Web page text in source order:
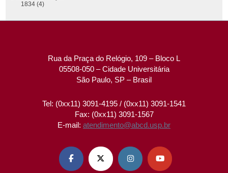
1834 (4)
Rua da Praça do Relógio, 109 – Bloco L
05508-050 – Cidade Universitária
São Paulo, SP – Brasil
Tel: (0xx11) 3091-4195 / (0xx11) 3091-1541
Fax: (0xx11) 3091-1567
E-mail: atendimento@abcd.usp.br
   